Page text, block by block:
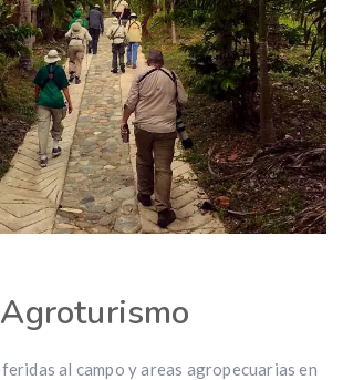
Agroturismo
al campo y areas agropecuarias en